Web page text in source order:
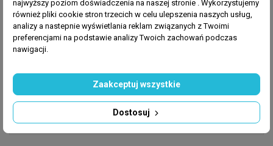
Dawkowanie:
Zaleca się dodawać 1 ml na 100 litrów wody raz
usuwane przez odpieniacze.
najwyższy poziom doświadczenia na naszej stronie . Wykorzystujemy
również pliki cookie stron trzecich w celu ulepszenia naszych usług,
analizy a nastepnie wyświetlania reklam związanych z Twoimi
preferencjami na podstawie analizy Twoich zachowań podczas
nawigacji.
Dostosuj
Zaakceptuj wszystkie